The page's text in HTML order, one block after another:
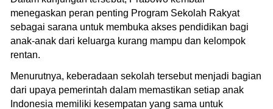
menegaskan peran penting Program Sekolah Rakyat
sebagai sarana untuk membuka akses pendidikan bagi
anak-anak dari keluarga kurang mampu dan kelompok
rentan.
Menurutnya, keberadaan sekolah tersebut menjadi bagian
dari upaya pemerintah dalam memastikan setiap anak
Indonesia memiliki kesempatan yang sama untuk